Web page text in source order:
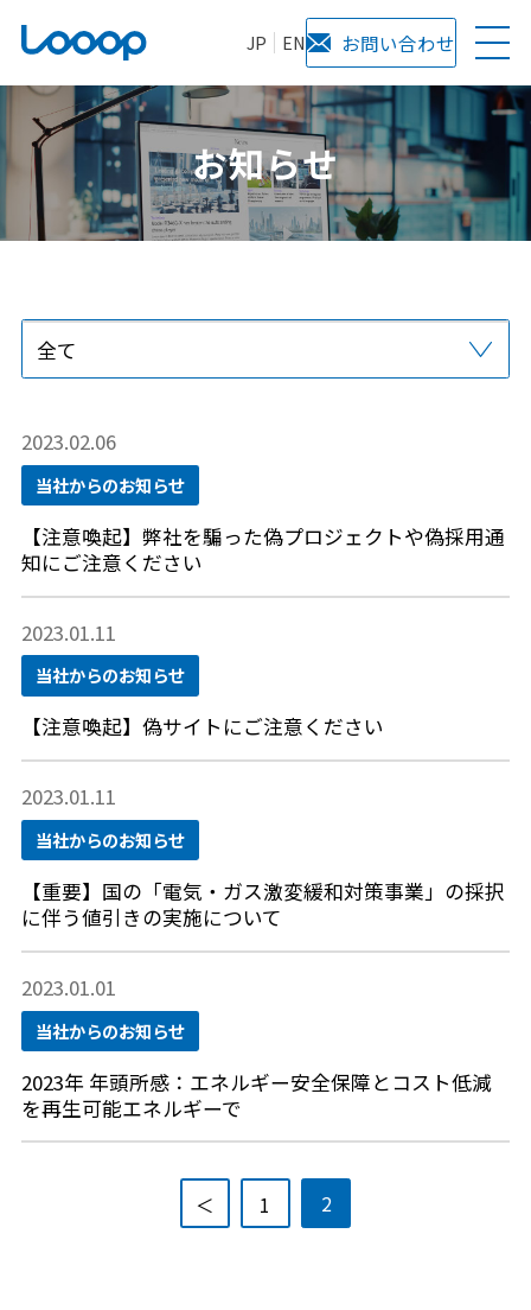
JP EN お問い合わせ
お知らせ
全て
2023.02.06
当社からのお知らせ
【注意喚起】弊社を騙った偽プロジェクトや偽採用通
知にご注意ください
2023.01.11
当社からのお知らせ
【注意喚起】偽サイトにご注意ください
2023.01.11
当社からのお知らせ
【重要】国の「電気・ガス激変緩和対策事業」の採択
に伴う値引きの実施について
2023.01.01
当社からのお知らせ
2023年 年頭所感：エネルギー安全保障とコスト低減
を再生可能エネルギーで
＜ 1 2